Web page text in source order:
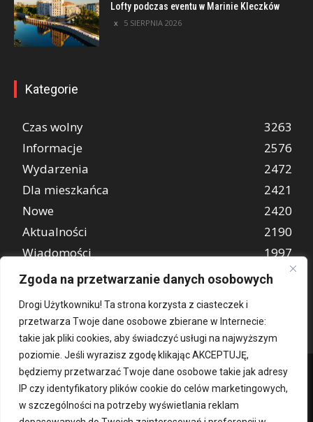
Zgoda na przetwarzanie danych osobowych
Drogi Użytkowniku! Ta strona korzysta z ciasteczek i
przetwarza Twoje dane osobowe zbierane w Internecie:
takie jak pliki cookies, aby świadczyć usługi na najwyższym
poziomie. Jeśli wyrazisz zgodę klikając AKCEPTUJĘ,
będziemy przetwarzać Twoje dane osobowe takie jak adresy
IP czy identyfikatory plików cookie do celów marketingowych,
w szczególności na potrzeby wyświetlania reklam
Lofty podczas eventu w Marinie Kleczków
5 SIERPNIA 2026
Kategorie
Czas wolny
3263
Informacje
2576
Wydarzenia
2472
Dla mieszkańca
2421
Nowe
2420
Aktualności
2190
Wiadomości
1997
REKLAMA
849